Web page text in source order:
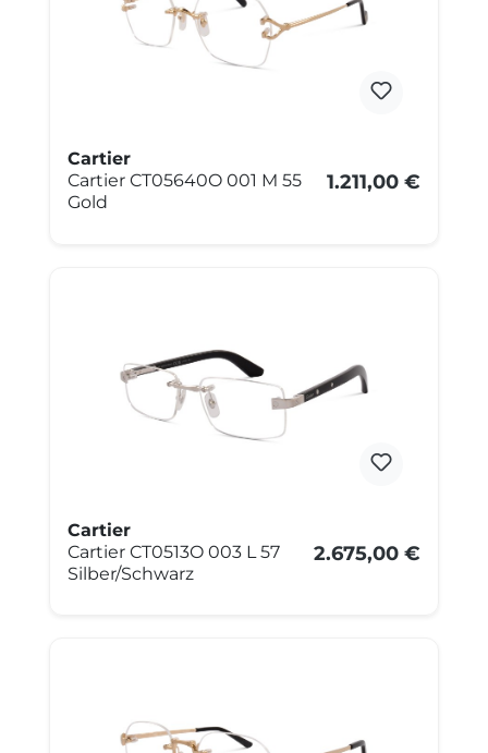
Cartier
Cartier CT05640O 001 M 55
Gold
1.211,00 €
Cartier
Cartier CT0513O 003 L 57
Silber/Schwarz
2.675,00 €